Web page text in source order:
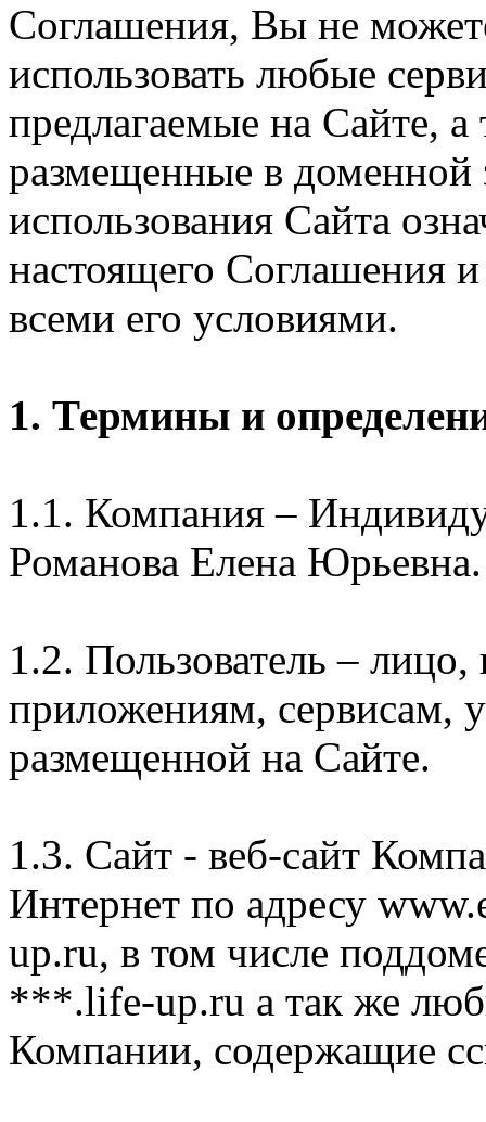
Соглашения, Вы не
использовать любые
предлагаемые на Сайте,
размещенные в доменной
использования Сайта
настоящего Соглашения
всеми его условиями.
1. Термины и
1.1. Компания –
Романова Елена Юрьевна.
1.2. Пользователь –
приложениям, сервисам,
размещенной на Сайте.
1.3. Сайт - веб-сайт
Интернет по адресу
up.ru, в том числе
***.life-up.ru а так же
Компании, содержащие